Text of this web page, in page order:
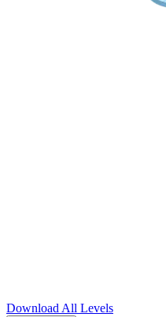
Download All Levels